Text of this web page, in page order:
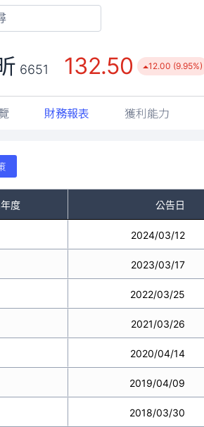
6651 132.50 12.00 (9.95%)
財務報表 獲利能力
度 公告日
2024/03/12
2023/03/17
2022/03/25
2021/03/26
2020/04/14
2019/04/09
2018/03/30